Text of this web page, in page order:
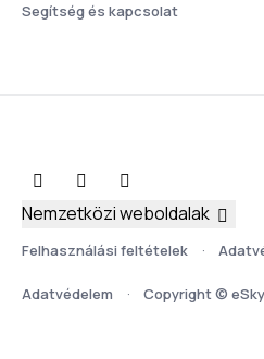
Segítség és kapcsolat
Felhasználási feltételek
Adatvédelem Copyright ©
Nemzetközi weboldalak